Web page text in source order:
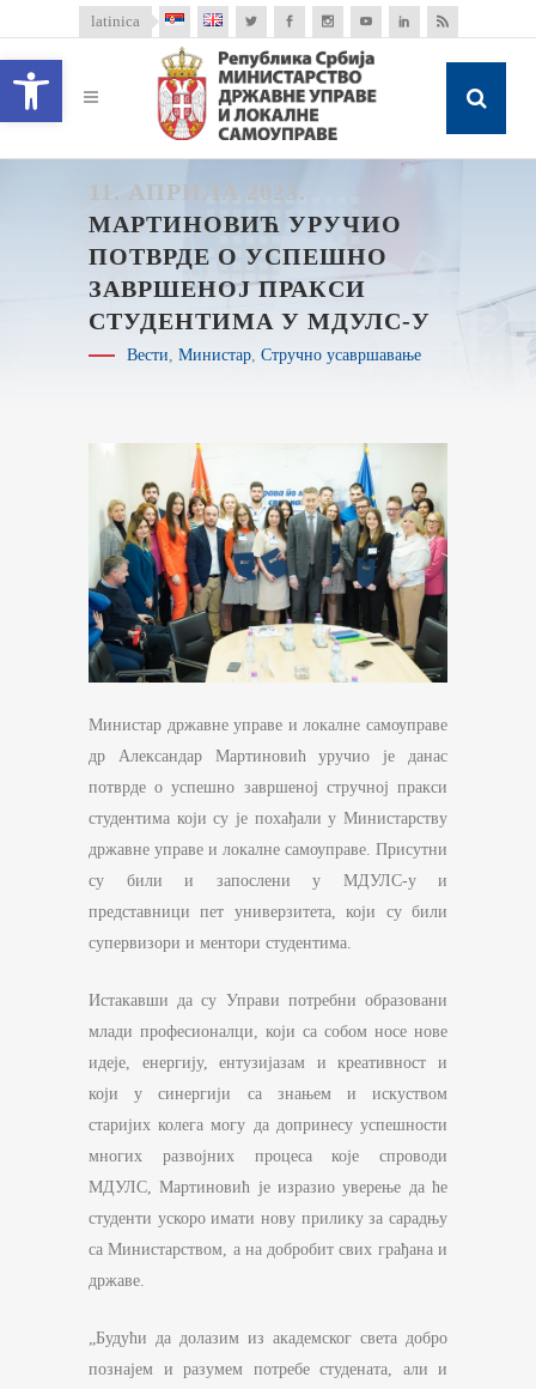
Open toolbar
latinica
11. АПРИЛА 2023.
МАРТИНОВИЋ УРУЧИО
ПОТВРДЕ О УСПЕШНО
ЗАВРШЕНОЈ ПРАКСИ
СТУДЕНТИМА У МДУЛС-У
Вести, Министар, Стручно усавршавање
Министар државне управе и локалне самоуправе
др Александар Мартиновић уручио је данас
потврде о успешно завршеној стручној пракси
студентима који су је похађали у Министарству
државне управе и локалне самоуправе. Присутни
су били и запослени у МДУЛС-у и
представници пет универзитета, који су били
супервизори и ментори студентима.
Истакавши да су Управи потребни образовани
млади професионалци, који са собом носе нове
идеје, енергију, ентузијазам и креативност и
који у синергији са знањем и искуством
старијих колега могу да допринесу успешности
многих развојних процеса које спроводи
МДУЛС, Мартиновић је изразио уверење да ће
студенти ускоро имати нову прилику за сарадњу
са Министарством, а на добробит свих грађана и
државе.
„Будући да долазим из академског света добро
познајем и разумем потребе студената, али и